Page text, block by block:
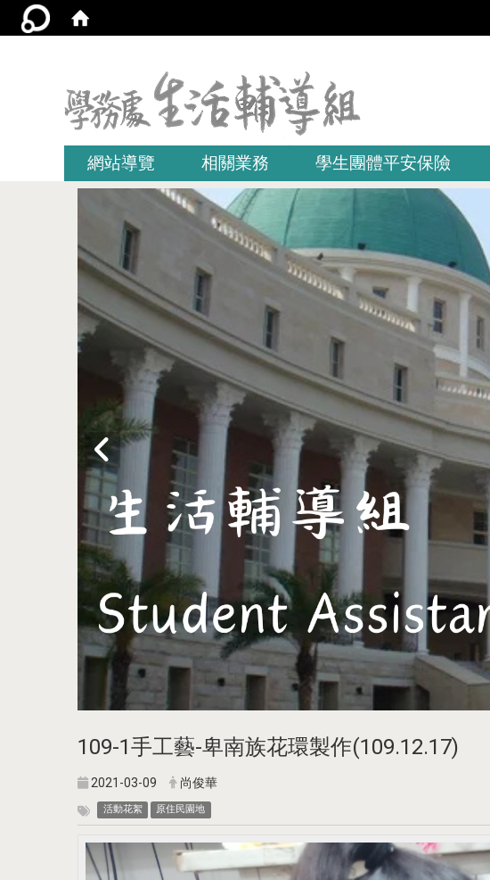
網站導覽 相關業務 學生團體平安保險
109-1手工藝-卑南族花環製作(109.12.17)
2021-03-09 尚俊華
活動花絮 原住民園地